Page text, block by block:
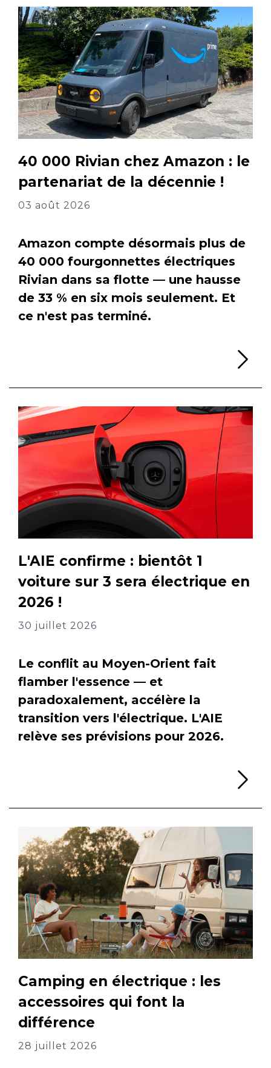
40 000 Rivian chez Amazon : le
partenariat de la décennie !
03 août 2026
Amazon compte désormais plus de
40 000 fourgonnettes électriques
Rivian dans sa flotte — une hausse
de 33 % en six mois seulement. Et
ce n'est pas terminé.
L'AIE confirme : bientôt 1
voiture sur 3 sera électrique en
2026 !
30 juillet 2026
Le conflit au Moyen-Orient fait
flamber l'essence — et
paradoxalement, accélère la
transition vers l'électrique. L'AIE
relève ses prévisions pour 2026.
Camping en électrique : les
accessoires qui font la
différence
28 juillet 2026